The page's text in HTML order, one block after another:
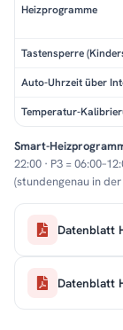
Heizprogramme
Tastensperre
Auto-Uhrzeit über
Temperatur-
Smart-
22:00 · P3 =
(stundengenau in
Datenblatt
Datenblatt